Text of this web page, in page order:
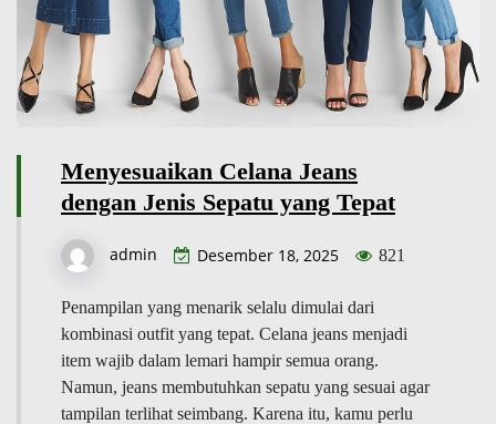
Menyesuaikan Celana Jeans
dengan Jenis Sepatu yang Tepat
admin Desember 18, 2025 821
Penampilan yang menarik selalu dimulai dari
kombinasi outfit yang tepat. Celana jeans menjadi
item wajib dalam lemari hampir semua orang.
Namun, jeans membutuhkan sepatu yang sesuai agar
tampilan terlihat seimbang. Karena itu, kamu perlu